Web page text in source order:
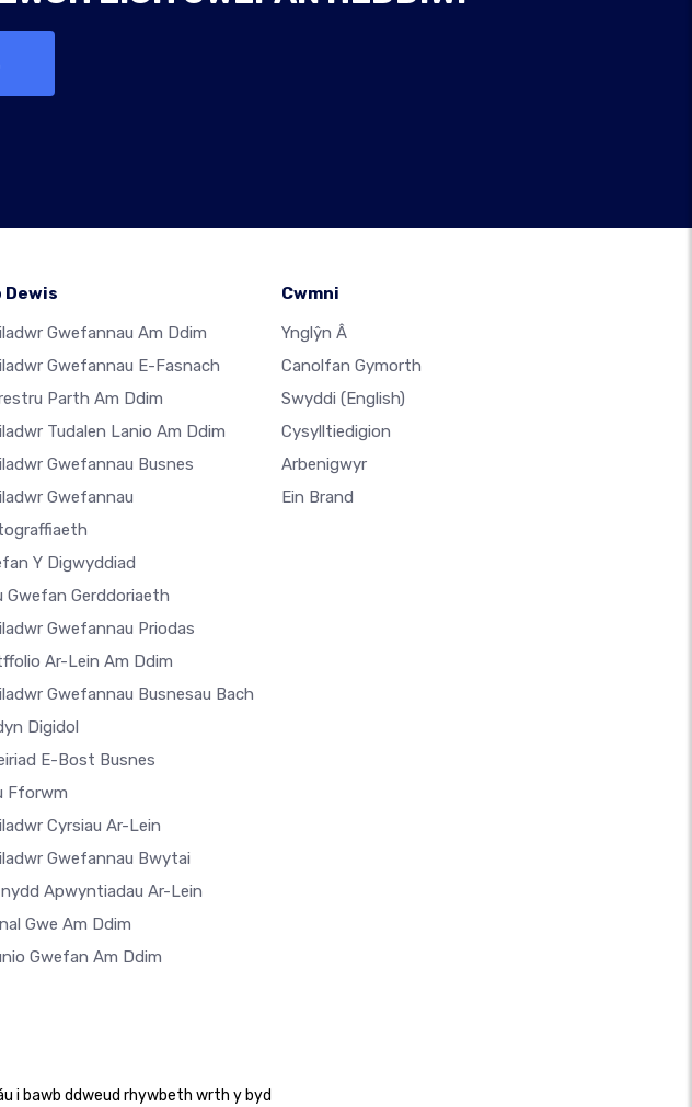
Dewis
Gwefannau Am Ddim
Gwefannau E-Fasnach
Parth Am Ddim
Tudalen Lanio Am Ddim
Gwefannau Busnes
Gwefannau
Y Digwyddiad
Gwefan Gerddoriaeth
Gwefannau Priodas
Ar-Lein Am Ddim
Gwefannau Busnesau Bach
Digidol
E-Bost Busnes
Fforwm
Cyrsiau Ar-Lein
Gwefannau Bwytai
Apwyntiadau Ar-Lein
Gwe Am Ddim
Gwefan Am Ddim
Cwmni
Ynglŷn Â
Canolfan Gymorth
Swyddi (English)
Cysylltiedigion
Arbenigwyr
Ein Brand
i bawb ddweud rhywbeth wrth y byd